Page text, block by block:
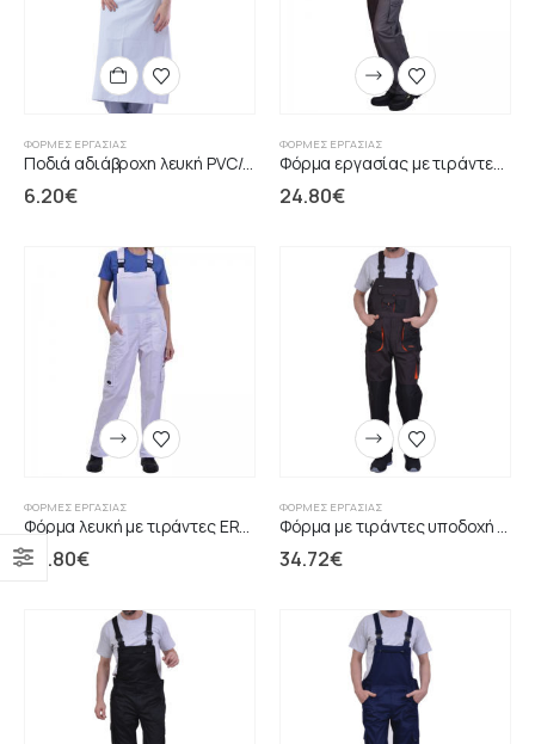
ΦΌΡΜΕΣ ΕΡΓΑΣΊΑΣ
Ποδιά αδιάβροχη λευκή PVC/POLYESTER
6.20€
ΦΌΡΜΕΣ ΕΡΓΑΣΊΑΣ
Φόρμα εργασίας με τιράντες γκρι ERGOLINE
24.80€
ΦΌΡΜΕΣ ΕΡΓΑΣΊΑΣ
24.80€
ΦΌΡΜΕΣ ΕΡΓΑΣΊΑΣ
34.72€